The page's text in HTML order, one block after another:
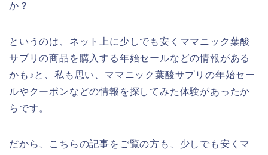
か？
というのは、ネット上に少しでも安くママニック葉酸
サプリの商品を購入する年始セールなどの情報がある
かも♪と、私も思い、ママニック葉酸サプリの年始セー
ルやクーポンなどの情報を探してみた体験があったか
らです。
だから、こちらの記事をご覧の方も、少しでも安くマ